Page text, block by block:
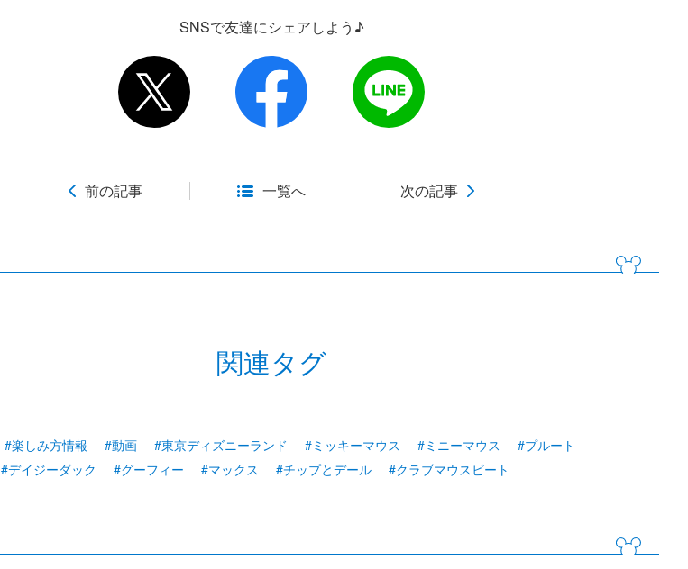
SNSで友達にシェアしよう♪
前の記事 一覧へ 次の記事
関連タグ
#楽しみ方情報 #動画 #東京ディズニーランド #ミッキーマウス #ミニーマウス
#プルート
#デイジーダック #グーフィー #マックス #チップとデール #クラブマウスビート